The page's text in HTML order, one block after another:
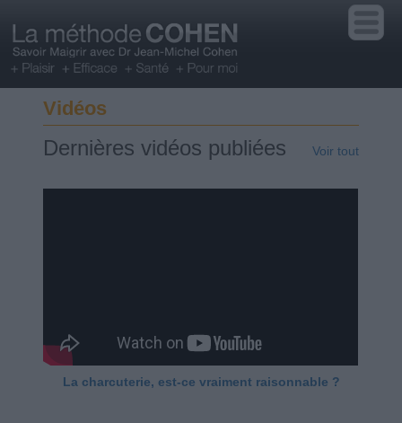
Vidéos
Dernières vidéos publiées Voir tout
La charcuterie, est-ce vraiment raisonnable ?